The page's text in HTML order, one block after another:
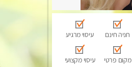
חניה חינם עיסוי מרגיע
מקום פרטי עיסוי מקצועי